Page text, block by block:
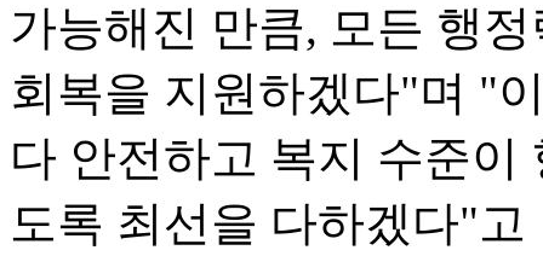
가능해진 만큼, 모든 행
회복을 지원하겠다"며 "
다 안전하고 복지 수준이
도록 최선을 다하겠다"고